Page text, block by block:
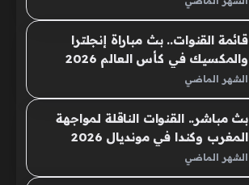
قائمة القنوات.. بث مباراة إنجلترا
والمكسيك في كأس العالم 2026
الشهر الماضي
بث مباشر.. القنوات الناقلة لمواجهة
المغرب وكندا في مونديال 2026
الشهر الماضي